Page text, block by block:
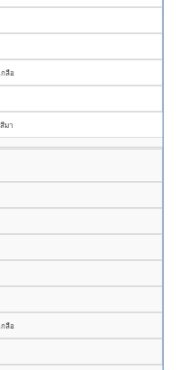
กลือ
มา
กลือ